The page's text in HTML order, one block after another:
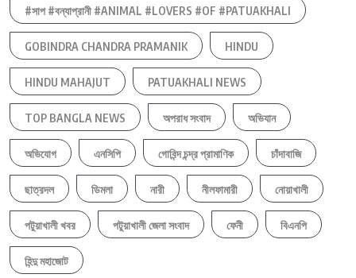
#সাপ #বন্যাপ্রানী #ANIMAL #LOVERS #OF #PATUAKHALI
GOBINDRA CHANDRA PRAMANIK HINDU
HINDU MAHAJUT PATUAKHALI NEWS
TOP BANGLA NEWS অপরাধ সংবাদ অভিযান
অভিযোগ এনসিপি গোবিন্দ চন্দ্র প্রামাণিক চাঁদাবাজি
ছাত্রদল ডিমলা নারী নীলফামারী নোয়াখালী
পটুয়াখালী খবর পটুয়াখালী জেলা সংবাদ ফেনী বিএনপি
হিন্দু মহাজোট